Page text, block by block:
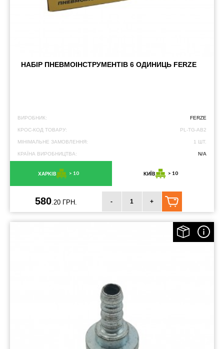
НАБІР ПНЕВМОІНСТРУМЕНТІВ 6 ОДИНИЦЬ FERZE
ВИРОБНИК: FERZE
КРОС-КОД ТОВАРУ: PL-TG-AB2
МІНІМАЛЬНЕ ЗАМОВЛЕННЯ: 1 ШТ.
КРАЇНА ВИРОБНИЦТВА: N/A
ХАРКІВ > 10 КИЇВ > 10
580.20 ГРН. - +